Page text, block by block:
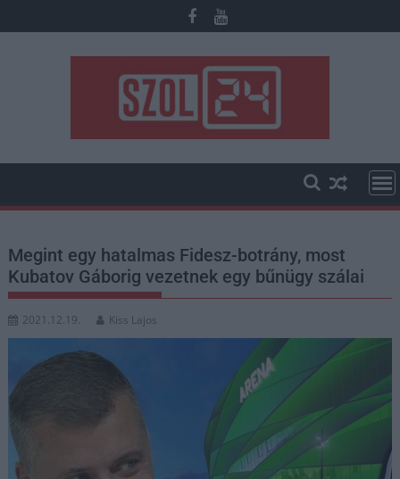
to
Megint egy hatalmas Fidesz-botrány, most
Kubatov Gáborig vezetnek egy bűnügy szálai
2021.12.19. Kiss Lajos